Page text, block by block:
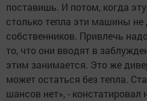
поставишь. И потом, когда
столько тепла эти машины не
собственников. Привлечь
то, что они вводят в
этим занимается. Это же
может остаться без тепла.
шансов нет», - констатировал